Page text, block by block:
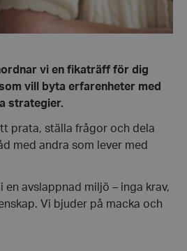
vi en fikaträff för dig
vill byta erfarenheter med
strategier.
prata, ställa frågor och dela
med andra som lever med
en avslappnad miljö – inga krav,
Vi bjuder på macka och